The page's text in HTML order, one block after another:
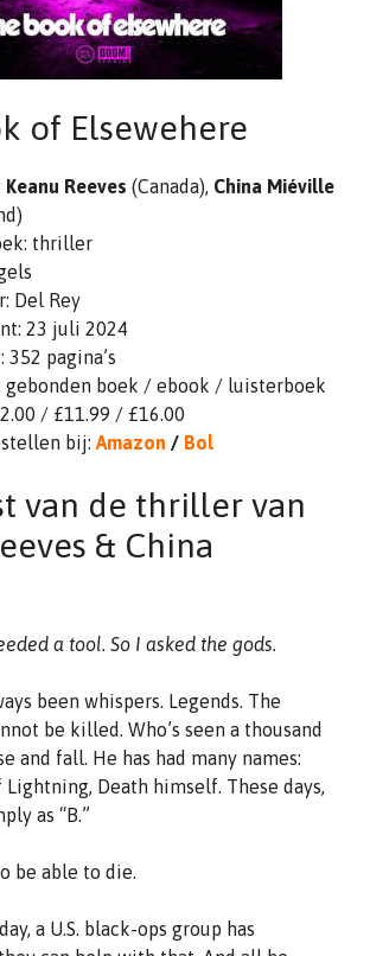
of Elsewehere
Keanu Reeves (Canada), China Miéville
thriller
Del Rey
23 juli 2024
352 pagina’s
gebonden boek / ebook / luisterboek
/ £11.99 / £16.00
bij: Amazon / Bol
van de thriller van
& China
a tool. So I asked the gods.
been whispers. Legends. The
be killed. Who’s seen a thousand
and fall. He has had many names:
Death himself. These days,
as “B.”
be able to die.
a U.S. black-ops group has